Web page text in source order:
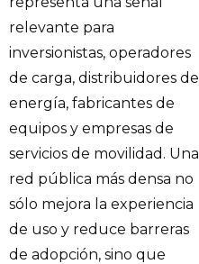
relevante para
inversionistas, operadores
de carga, distribuidores de
energía, fabricantes de
equipos y empresas de
servicios de movilidad. Una
red pública más densa no
sólo mejora la experiencia
de uso y reduce barreras
de adopción, sino que